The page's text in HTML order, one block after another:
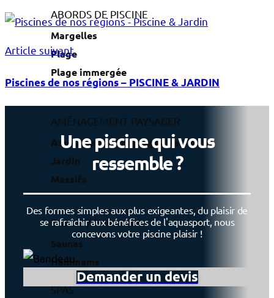
ABORDS DE PISCINE
Margelles
Plage
Plage immergée
AMÉNAGEMENT PAYSAGER
Aménagement paysager de piscine
Jardin
Massifs
Saunas / Hammams
Saunas
Hammams
SPAS
Article suivant
Piscines de nos régions – PISCINE & JARDIN
Une piscine qui vous
ressemble ?
Des formes simples aux plus exigeantes, du plaisir de
se rafraîchir aux bénéfices de l'aquasport, nous
concevons votre piscine plaisir !
Demander un devis